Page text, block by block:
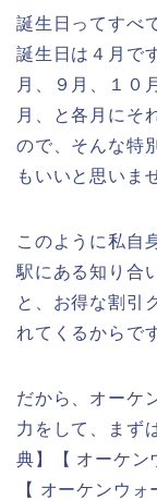
誕生日ってすべ
誕生日は４月で
月、９月、１０
月、と各月にそ
ので、そんな特
もいいと思いま
このように私自
駅にある知り合
と、お得な割引
れてくるからで
だから、オーケ
力をして、まず
典】【 オーケン
【 オーケンウ